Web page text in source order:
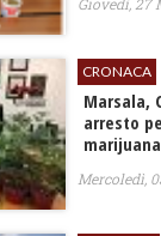
Giovedì, 27
CRONACA
Marsala,
arresto
marijuana
Mercoledì,